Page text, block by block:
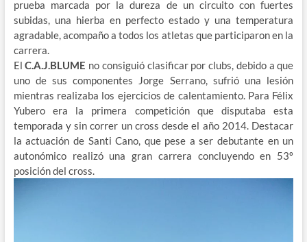
prueba marcada por la dureza de un circuito con fuertes
subidas, una hierba en perfecto estado y una temperatura
agradable, acompaño a todos los atletas que participaron en la
carrera.
ElC.A.J.BLUME no consiguió clasificar por clubs, debido a que
uno de sus componentes Jorge Serrano, sufrió una lesión
mientras realizaba los ejercicios de calentamiento. Para Félix
Yubero era la primera competición que disputaba esta
temporada y sin correr un cross desde el año 2014. Destacar
la actuación de Santi Cano, que pese a ser debutante en un
autonómico realizó una gran carrera concluyendo en 53º
posición del cross.